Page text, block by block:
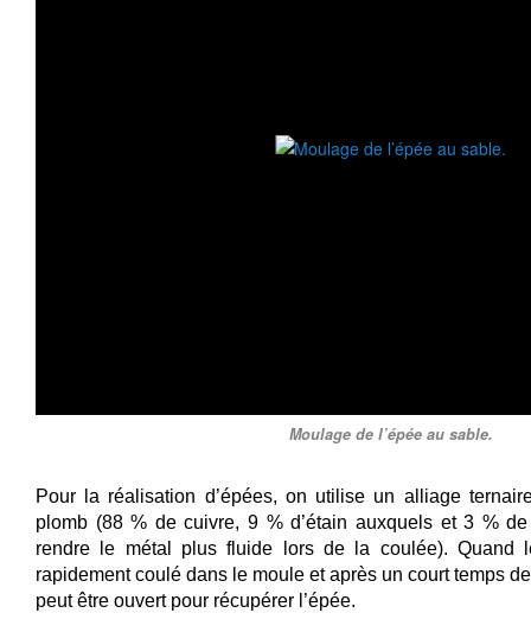
Moulage de l’épée au sable.
Pour la réalisation d’épées, on utilise un alliage
plomb (88 % de cuivre, 9 % d’étain auxquels et 3 %
rendre le métal plus fluide lors de la coulée). Quand
rapidement coulé dans le moule et après un court temps
peut être ouvert pour récupérer l’épée.